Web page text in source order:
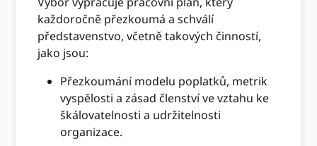
každoročně přezkoumá a schválí
představenstvo, včetně takových činností,
jako jsou:
Přezkoumání modelu poplatků, metrik
vyspělosti a zásad členství ve vztahu ke
škálovatelnosti a udržitelnosti
organizace.